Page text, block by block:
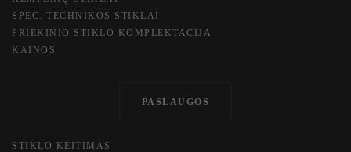
SPEC. TECHN​IKOS STIKLAI
PRIEKINIO STIKLO KOMPLEKTACIJA
KAINOS
PASLAUGOS
STIKLO KEITIMAS